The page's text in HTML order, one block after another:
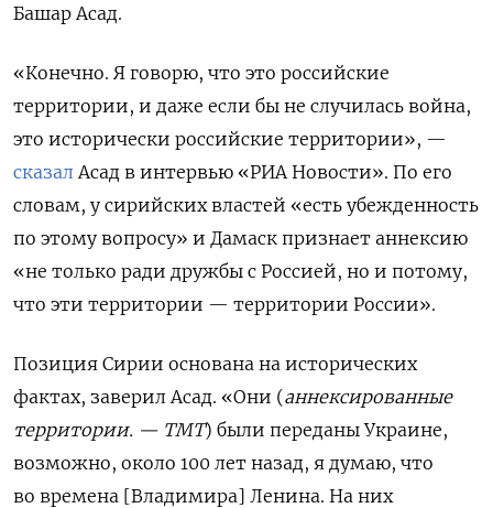
Башар Асад.
«Конечно. Я говорю, что это российские
территории, и даже если бы не случилась война,
это исторически российские территории», —
сказал Асад в интервью «РИА Новости». По его
словам, у сирийских властей «есть убежденность
по этому вопросу» и Дамаск признает аннексию
«не только ради дружбы с Россией, но и потому,
что эти территории — территории России».
Позиция Сирии основана на исторических
фактах, заверил Асад. «Они (аннексированные
территории. — ТМТ) были переданы Украине,
возможно, около 100 лет назад, я думаю, что
во времена [Владимира] Ленина. На них